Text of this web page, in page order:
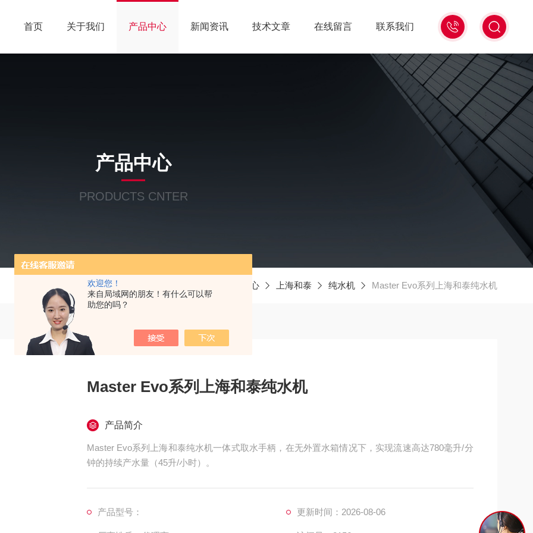
欢迎您！
来自局域网的朋友！有什么可以帮
助您的吗？
0571-
86939987
首页 关于我们 产品中心 新闻资讯 技术文章 在线留言 联系我们
产品中心
PRODUCTS CNTER
产品中心 上海和泰 纯水机 Master Evo系列上海和泰纯水机
Master Evo系列上海和泰纯水机
产品简介
Master Evo系列上海和泰纯水机一体式取水手柄，在无外置水箱情况下，实现流速高达780毫升/分
钟的持续产水量（45升/小时）。
产品型号： 更新时间：2026-08-06